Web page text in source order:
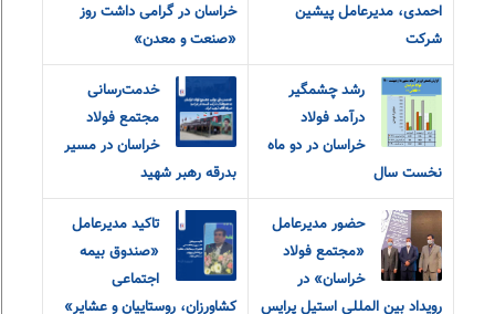
احمدی، مدیرعامل پیشین
شرکت
خراسان در گرامی داشت روز
«صنعت و معدن»
رشد چشمگیر
درآمد فولاد
خراسان در دو ماه
نخست سال
خدمت‌رسانی
مجتمع فولاد
خراسان در مسیر
بدرقه رهبر شهید
حضور مدیرعامل
«مجتمع فولاد
خراسان» در
رویداد بین المللی استیل پرایس
تاکید مدیرعامل
«صندوق بیمه‌
اجتماعی
کشاورزان، روستاییان و عشایر»